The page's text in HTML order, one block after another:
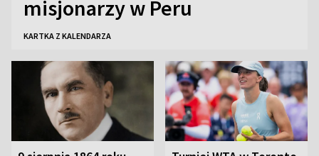
misjonarzy w Peru
KARTKA Z KALENDARZA